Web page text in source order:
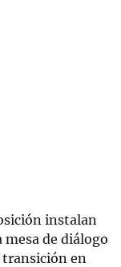
instalan
de diálogo
transición en